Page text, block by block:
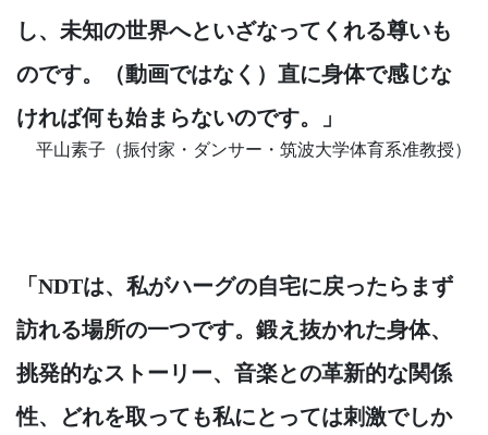
し、未知の世界へといざなってくれる尊いも
のです。（動画ではなく）直に身体で感じな
ければ何も始まらないのです。」
平山素子（振付家・ダンサー・筑波大学体育系准教授）
「NDTは、私がハーグの自宅に戻ったらまず
訪れる場所の一つです。鍛え抜かれた身体、
挑発的なストーリー、音楽との革新的な関係
性、どれを取っても私にとっては刺激でしか